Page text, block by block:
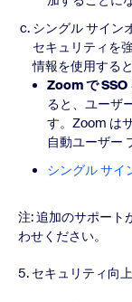
シングル サイン
セキュリティを
情報を使用する
Zoom で SSO
ると、ユーザ
す。Zoom は
自動ユーザー
シングル サイ
注: 追加のサポート
わせください。
5. セキュリティ向